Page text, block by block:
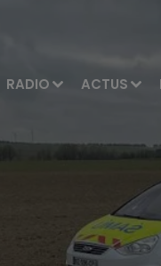
RADIO ACTUS